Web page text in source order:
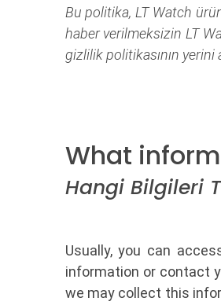
Bu politika, LT Watch
haber verilmeksizin LT
gizlilik politikasının yerini
What
Hangi Bilgileri
Usually, you can
information or contact
we may collect this